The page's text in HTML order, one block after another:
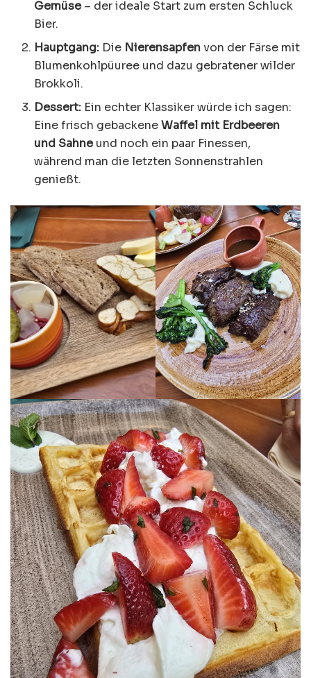
Gemüse– der ideale Start zum ersten Schluck
Bier.
Hauptgang: Die Nierensapfenvon der Färse mit
Blumenkohlpüuree und dazu gebratener wilder
Brokkoli.
Dessert: Ein echter Klassiker würde ich sagen:
Eine frisch gebackeneWaffel mit Erdbeeren
und Sahneund noch ein paar Finessen,
während man die letzten Sonnenstrahlen
genießt.